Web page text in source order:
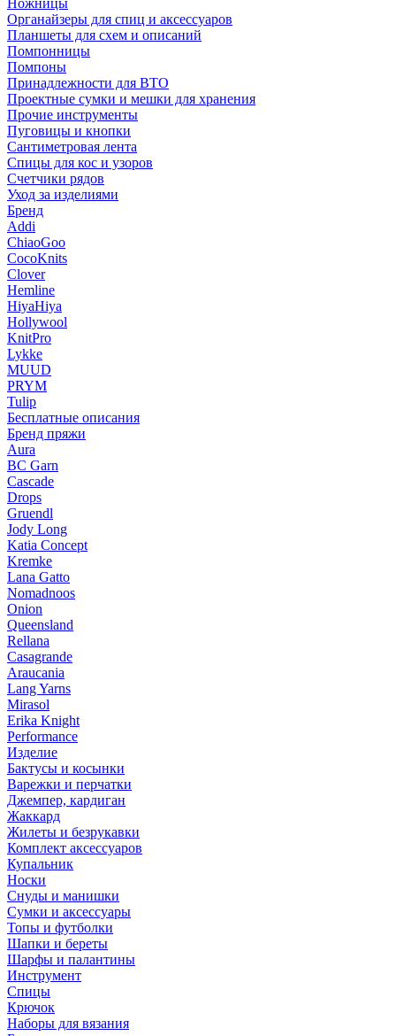
Ножницы
Органайзеры для спиц и аксессуаров
Планшеты для схем и описаний
Помпонницы
Помпоны
Принадлежности для ВТО
Проектные сумки и мешки для хранения
Прочие инструменты
Пуговицы и кнопки
Сантиметровая лента
Спицы для кос и узоров
Счетчики рядов
Уход за изделиями
Бренд
Addi
ChiaoGoo
CocoKnits
Clover
Hemline
HiyaHiya
Hollywool
KnitPro
Lykke
MUUD
PRYM
Tulip
Бесплатные описания
Бренд пряжи
Aura
BC Garn
Cascade
Drops
Gruendl
Jody Long
Katia Concept
Kremke
Lana Gatto
Nomadnoos
Onion
Queensland
Rellana
Casagrande
Araucania
Lang Yarns
Mirasol
Erika Knight
Performance
Изделие
Бактусы и косынки
Варежки и перчатки
Джемпер, кардиган
Жаккард
Жилеты и безрукавки
Комплект аксессуаров
Купальник
Носки
Снуды и манишки
Сумки и аксессуары
Топы и футболки
Шапки и береты
Шарфы и палантины
Инструмент
Спицы
Крючок
Наборы для вязания